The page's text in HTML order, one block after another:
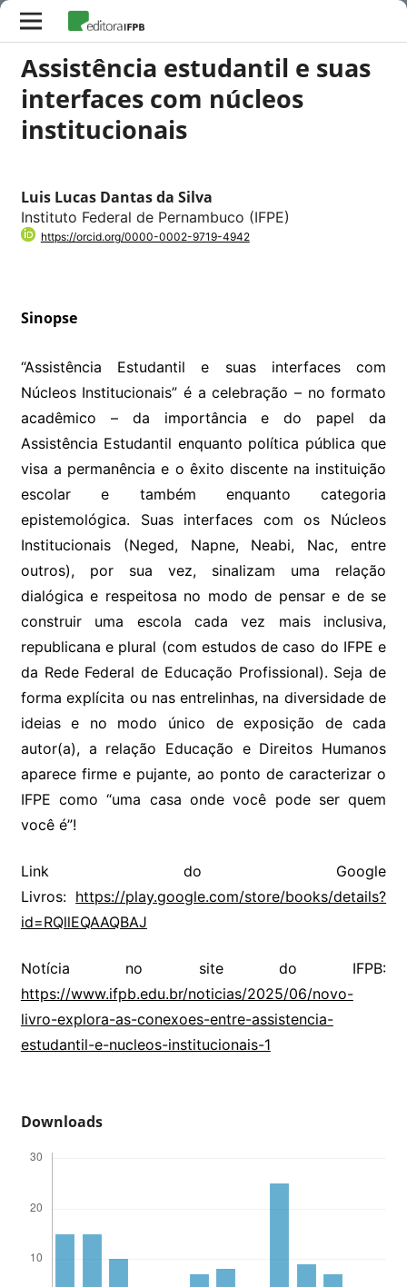
Assistência estudantil e suas
interfaces com núcleos
institucionais
Luis Lucas Dantas da Silva
Instituto Federal de Pernambuco (IFPE)
https://orcid.org/0000-0002-9719-4942
Sinopse
“Assistência Estudantil e suas interfaces com
Núcleos Institucionais” é a celebração – no formato
acadêmico – da importância e do papel da
Assistência Estudantil enquanto política pública que
visa a permanência e o êxito discente na instituição
escolar e também enquanto categoria
epistemológica. Suas interfaces com os Núcleos
Institucionais (Neged, Napne, Neabi, Nac, entre
outros), por sua vez, sinalizam uma relação
dialógica e respeitosa no modo de pensar e de se
construir uma escola cada vez mais inclusiva,
republicana e plural (com estudos de caso do IFPE e
da Rede Federal de Educação Profissional). Seja de
forma explícita ou nas entrelinhas, na diversidade de
ideias e no modo único de exposição de cada
autor(a), a relação Educação e Direitos Humanos
aparece firme e pujante, ao ponto de caracterizar o
IFPE como “uma casa onde você pode ser quem
você é”!
Link do Google
Livros: https://play.google.com/store/books/details?
id=RQllEQAAQBAJ
Notícia no site do IFPB:
https://www.ifpb.edu.br/noticias/2025/06/novo-
livro-explora-as-conexoes-entre-assistencia-
estudantil-e-nucleos-institucionais-1
Downloads